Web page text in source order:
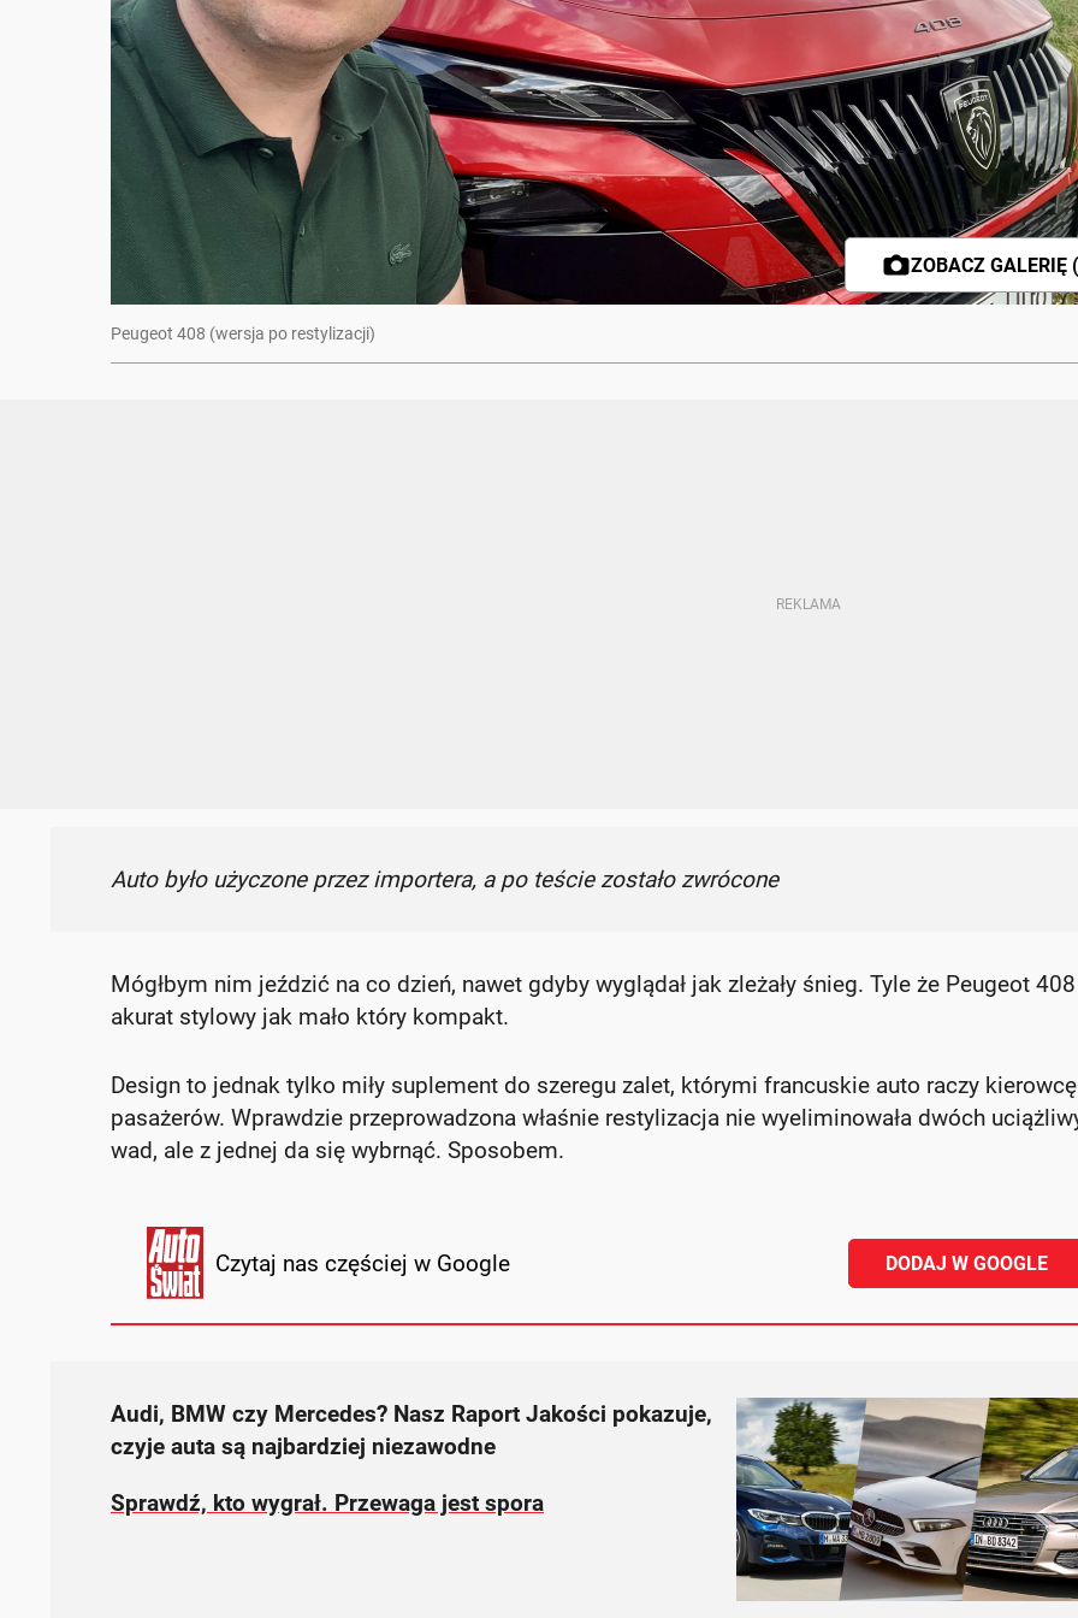
ZOBACZ GALERIĘ
Peugeot 408 (wersja po restylizacji)
Auto było użyczone przez importera, a po teście zostało zwrócone
Mógłbym nim jeździć na co dzień, nawet gdyby wyglądał jak zleżały śnieg. Tyle że Peugeot
akurat stylowy jak mało który kompakt.
Design to jednak tylko miły suplement do szeregu zalet, którymi francuskie auto raczy
pasażerów. Wprawdzie przeprowadzona właśnie restylizacja nie wyeliminowała dwóch
wad, ale z jednej da się wybrnąć. Sposobem.
Czytaj nas częściej w Google DODAJ W GOOGLE
Audi, BMW czy Mercedes? Nasz Raport Jakości pokazuje,
czyje auta są najbardziej niezawodne
Sprawdź, kto wygrał. Przewaga jest spora